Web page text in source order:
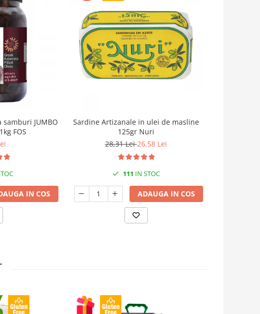
JUMBO
FOS
IN COS
Sardine Artizanale in ulei de masline
125gr Nuri
28,31 Lei26,58 Lei
111 IN STOC
ADAUGA IN COS